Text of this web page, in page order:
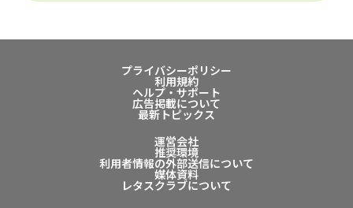
プライバシーポリシー
利用規約
ヘルプ・サポート
広告掲載について
最新トピックス
運営会社
推奨環境
利用者情報の外部送信について
媒体資料
レタスクラブについて